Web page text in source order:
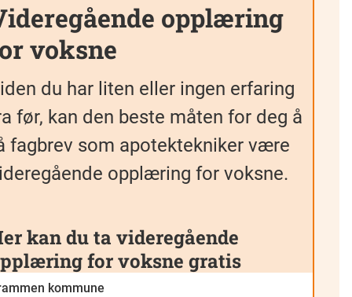
opplæring
voksne
du har liten eller ingen erfaring
før, kan den beste måten for deg å
fagbrev som apotektekniker være
opplæring for voksne.
kan du ta videregående
for voksne gratis
kommune